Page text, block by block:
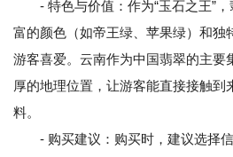
- 特色与价值：作为“玉石之王”，
富的颜色（如帝王绿、苹果绿）和独
游客喜爱。云南作为中国翡翠的主要
厚的地理位置，让游客能直接接触到
料。
- 购买建议：购买时，建议选择信